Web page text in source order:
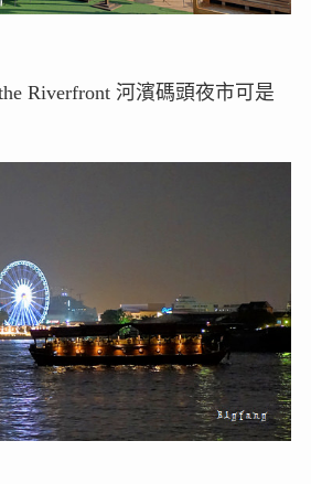
Riverfront 河濱碼頭夜市可是